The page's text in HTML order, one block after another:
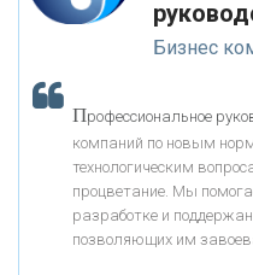
«РОСЕВРОБАНК»
«ПРЕСС-СЛУЖБА
«АВТОГРАДБАНК»
К ак Система
Бизнес
Профессиональное
компаний по новым
технологическим
процветание. Мы
разработке и
позволяющих им